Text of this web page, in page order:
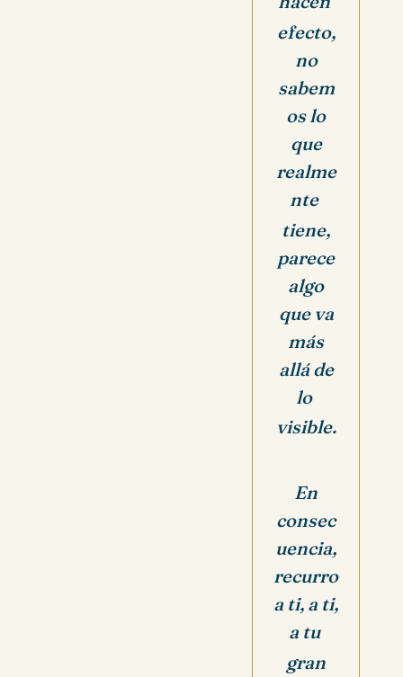
efecto,
no
sabem
os lo
que
realme
nte
tiene,
parece
algo
que va
más
allá de
lo
visible.
En
consec
uencia,
recurro
a ti, a ti,
a tu
gran